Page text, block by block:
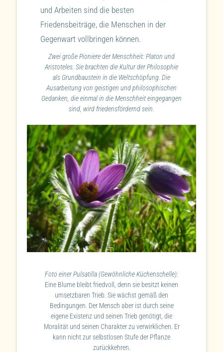
und Arbeiten sind die besten
Friedensbeiträge, die Menschen in der
Gegenwart vollbringen können.
Zwei große Pioniere der Menschheit: Platon und
Aristoteles. Sie brachten die Kultur der Philosophie
als Grundbaustein in die Weltschöpfung. Die
Ausarbeitung von geistigen und philosophischen
Gedanken, die einmal in die Menschheit eingegangen
sind, wird friedensfördernd sein.
Foto einer Pulsatilla (Gewöhnliche Küchenschelle):
Eine Blume bleibt friedvoll, denn sie besitzt keinen
umsetzbaren Trieb. Sie wächst gemäß den
Bedingungen. Der Mensch aber ist durch seine
eigene Existenz und seinen Trieb genötigt, die
Moralität und seinen Charakter zu verwirklichen. Er
kann nicht zur selbstlosen Stufe der Pflanze
zurückkehren.